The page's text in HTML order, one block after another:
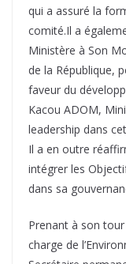
qui a assuré la
comité.Il a
Ministère à Son
de la République,
faveur du
Kacou ADOM,
leadership dans
Il a en outre
intégrer les
dans sa
Prenant à son
charge de